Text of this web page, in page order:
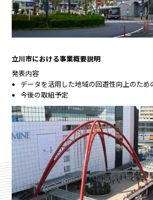
立川市における事業概要説明
発表内容
データを活用した地域の回遊性向上のため
今後の取組予定